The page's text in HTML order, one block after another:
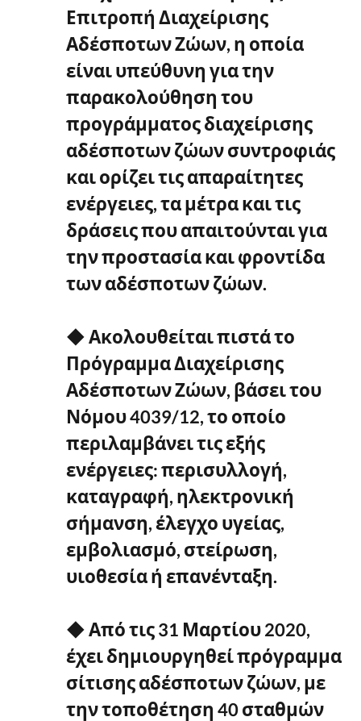
Επιτροπή Διαχείρισης
Αδέσποτων Ζώων, η οποία
είναι υπεύθυνη για την
παρακολούθηση του
προγράμματος διαχείρισης
αδέσποτων ζώων συντροφιάς
και ορίζει τις απαραίτητες
ενέργειες, τα μέτρα και τις
δράσεις που απαιτούνται για
την προστασία και φροντίδα
των αδέσποτων ζώων.
◆ Ακολουθείται πιστά το
Πρόγραμμα Διαχείρισης
Αδέσποτων Ζώων, βάσει του
Νόμου 4039/12, το οποίο
περιλαμβάνει τις εξής
ενέργειες: περισυλλογή,
καταγραφή, ηλεκτρονική
σήμανση, έλεγχο υγείας,
εμβολιασμό, στείρωση,
υιοθεσία ή επανένταξη.
◆ Από τις 31 Μαρτίου 2020,
έχει δημιουργηθεί πρόγραμμα
σίτισης αδέσποτων ζώων, με
την τοποθέτηση 40 σταθμών